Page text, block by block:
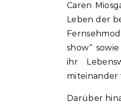
Caren Miosga geschieden – diese Nachricht hat viele Menschen interessiert, die sich für das
Leben der
show“
ihr
miteinander
Darüber